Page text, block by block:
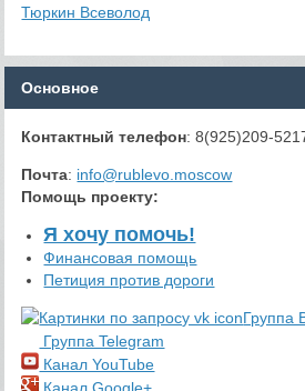
Тюркин Всеволод
Основное
Контактный телефон: 8(925)209-
Почта: info@rublevo.moscow
Помощь проекту:
Я хочу помочь!
Финансовая помощь
Петиция против дороги
Группа
Группа Telegram
Канал YouTube